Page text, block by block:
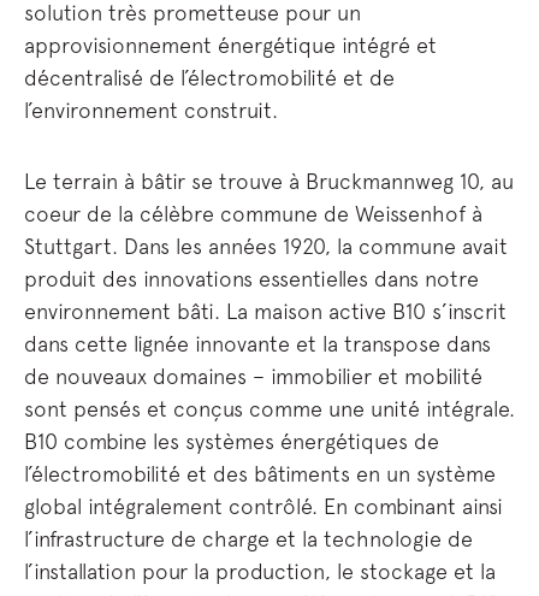
solution très prometteuse pour un
approvisionnement énergétique intégré et
décentralisé de l’électromobilité et de
l’environnement construit.
Le terrain à bâtir se trouve à Bruckmannweg 10, au
coeur de la célèbre commune de Weissenhof à
Stuttgart. Dans les années 1920, la commune avait
produit des innovations essentielles dans notre
environnement bâti. La maison active B10 s’inscrit
dans cette lignée innovante et la transpose dans
de nouveaux domaines – immobilier et mobilité
sont pensés et conçus comme une unité intégrale.
B10 combine les systèmes énergétiques de
l’électromobilité et des bâtiments en un système
global intégralement contrôlé. En combinant ainsi
l’infrastructure de charge et la technologie de
l’installation pour la production, le stockage et la